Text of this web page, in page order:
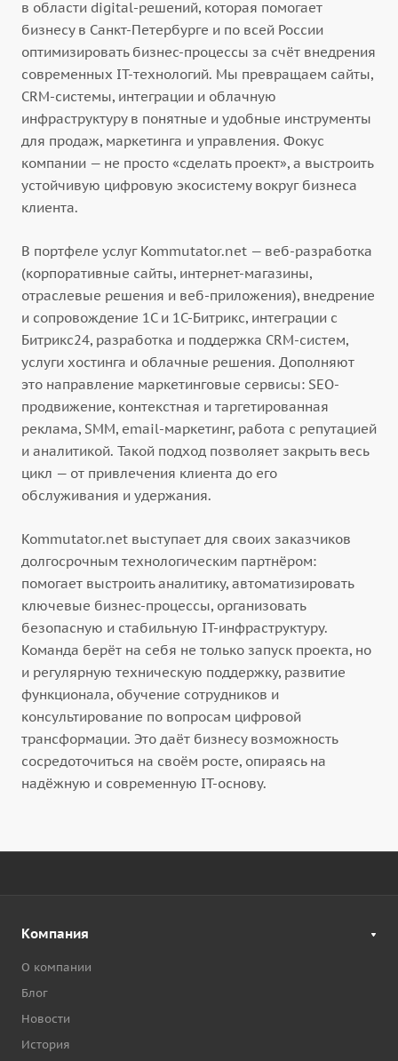
в области digital-решений, которая помогает
бизнесу в Санкт-Петербурге и по всей России
оптимизировать бизнес-процессы за счёт внедрения
современных IT-технологий. Мы превращаем сайты,
CRM-системы, интеграции и облачную
инфраструктуру в понятные и удобные инструменты
для продаж, маркетинга и управления. Фокус
компании — не просто «сделать проект», а выстроить
устойчивую цифровую экосистему вокруг бизнеса
клиента.
В портфеле услуг Kommutator.net — веб-разработка
(корпоративные сайты, интернет-магазины,
отраслевые решения и веб-приложения), внедрение
и сопровождение 1С и 1С-Битрикс, интеграции с
Битрикс24, разработка и поддержка CRM-систем,
услуги хостинга и облачные решения. Дополняют
это направление маркетинговые сервисы: SEO-
продвижение, контекстная и таргетированная
реклама, SMM, email-маркетинг, работа с репутацией
и аналитикой. Такой подход позволяет закрыть весь
цикл — от привлечения клиента до его
обслуживания и удержания.
Kommutator.net выступает для своих заказчиков
долгосрочным технологическим партнёром:
помогает выстроить аналитику, автоматизировать
ключевые бизнес-процессы, организовать
безопасную и стабильную IT-инфраструктуру.
Команда берёт на себя не только запуск проекта, но
и регулярную техническую поддержку, развитие
функционала, обучение сотрудников и
консультирование по вопросам цифровой
трансформации. Это даёт бизнесу возможность
сосредоточиться на своём росте, опираясь на
надёжную и современную IT-основу.
Компания
О компании
Блог
Новости
История